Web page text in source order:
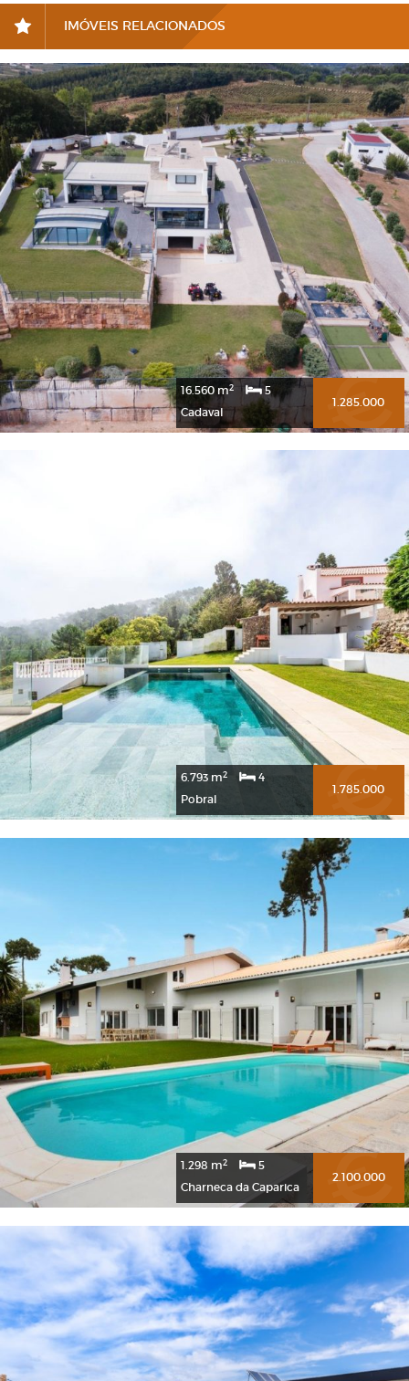
IMÓVEIS RELACIONADOS
16.560 m2
5
Cadaval
1.285.000
6.793 m2
4
Pobral
1.785.000
1.298 m2
5
Charneca da Caparica
2.100.000